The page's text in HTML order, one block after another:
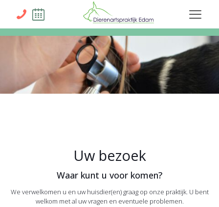
Uw bezoek
Waar kunt u voor komen?
We verwelkomen u en uw huisdier(en) graag op onze praktijk. U bent
welkom met al uw vragen en eventuele problemen.